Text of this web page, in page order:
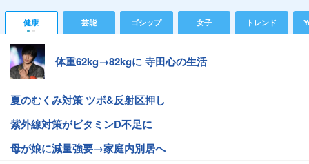
健康 芸能 ゴシップ 女子 トレンド
体重62kg→82kgに 寺田心の生活
夏のむくみ対策 ツボ&反射区押し
紫外線対策がビタミンD不足に
母が娘に減量強要→家庭内別居へ